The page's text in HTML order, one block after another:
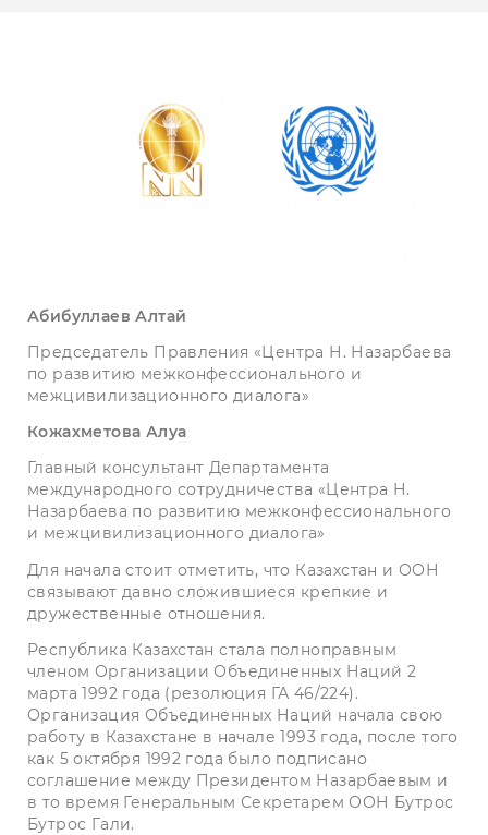
Абибуллаев Алтай
Председатель Правления «Центра Н. Назарбаева
по развитию межконфессионального и
межцивилизационного диалога»
Кожахметова Алуа
Главный консультант Департамента
международного сотрудничества «Центра Н.
Назарбаева по развитию межконфессионального
и межцивилизационного диалога»
Для начала стоит отметить, что Казахстан и ООН
связывают давно сложившиеся крепкие и
дружественные отношения.
Республика Казахстан стала полноправным
членом Организации Объединенных Наций 2
марта 1992 года (резолюция ГА 46/224).
Организация Объединенных Наций начала свою
работу в Казахстане в начале 1993 года, после того
как 5 октября 1992 года было подписано
соглашение между Президентом Назарбаевым и
в то время Генеральным Секретарем ООН Бутрос
Бутрос Гали.